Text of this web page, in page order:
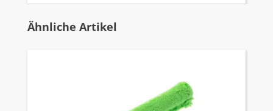
Produktgalerie überspringen
Ähnliche Artikel